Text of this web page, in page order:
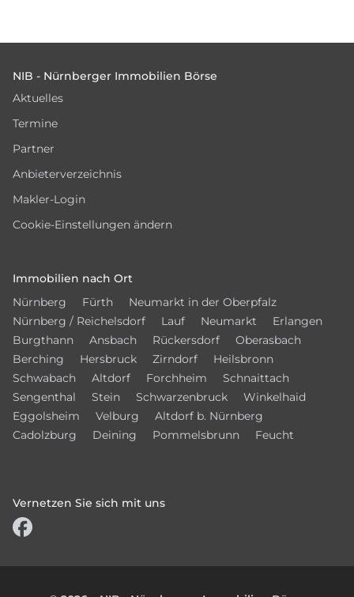
NIB - Nürnberger Immobilien Börse
Aktuelles
Termine
Partner
Anbieterverzeichnis
Makler-Login
Cookie-Einstellungen ändern
Immobilien nach Ort
Nürnberg
Fürth
Neumarkt in der Oberpfalz
Nürnberg / Reichelsdorf
Lauf Neumarkt
Erlangen
Burgthann
Ansbach Rückersdorf
Oberasbach
Berching
Hersbruck Zirndorf
Heilsbronn
Schwabach
Altdorf Forchheim
Schnaittach
Sengenthal
Stein Schwarzenbruck
Winkelhaid
Eggolsheim
Velburg
Altdorf b. Nürnberg
Cadolzburg
Deining Pommelsbrunn Feucht
Vernetzen Sie sich mit uns